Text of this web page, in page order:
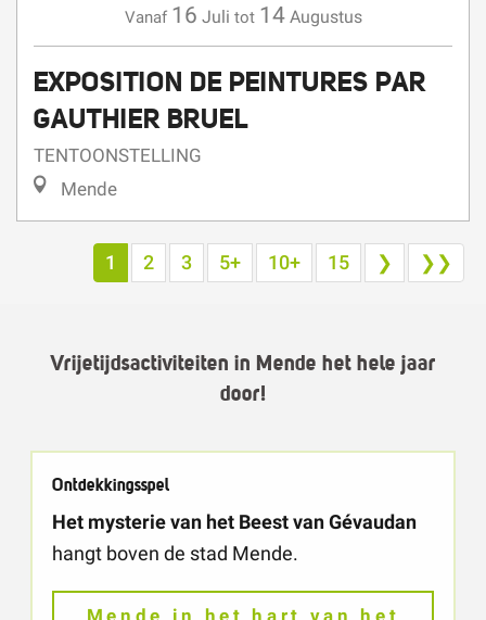
Vanaf 16 Juli tot 14 Augustus
EXPOSITION DE PEINTURES PAR
GAUTHIER BRUEL
TENTOONSTELLING
Mende
1 2 3 5+ 10+ 15 ❯ ❯❯
Vrijetijdsactiviteiten in Mende het hele jaar
door!
Ontdekkingsspel
Het mysterie van het Beest van Gévaudan
hangt boven de stad Mende.